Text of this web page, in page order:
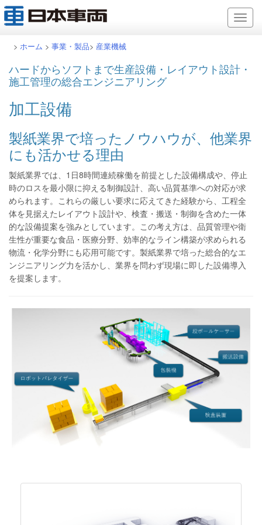
> ホーム > 事業・製品> 産業機械
ハードからソフトまで生産設備・レイアウト設計・
施工管理の総合エンジニアリング
加工設備
製紙業界で培ったノウハウが、他業界
にも活かせる理由
製紙業界では、1日8時間連続稼働を前提とした設備構成や、停止
時のロスを最小限に抑える制御設計、高い品質基準への対応が求
められます。これらの厳しい要求に応えてきた経験から、工程全
体を見据えたレイアウト設計や、検査・搬送・制御を含めた一体
的な設備提案を強みとしています。この考え方は、品質管理や衛
生性が重要な食品・医療分野、効率的なライン構築が求められる
物流・化学分野にも応用可能です。製紙業界で培った総合的なエ
ンジニアリング力を活かし、業界を問わず現場に即した設備導入
を提案します。